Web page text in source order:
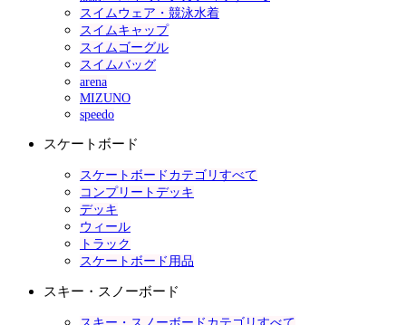
スイムウェア・競泳水着
スイムキャップ
スイムゴーグル
スイムバッグ
arena
MIZUNO
speedo
スケートボード
スケートボードカテゴリすべて
コンプリートデッキ
デッキ
ウィール
トラック
スケートボード用品
スキー・スノーボード